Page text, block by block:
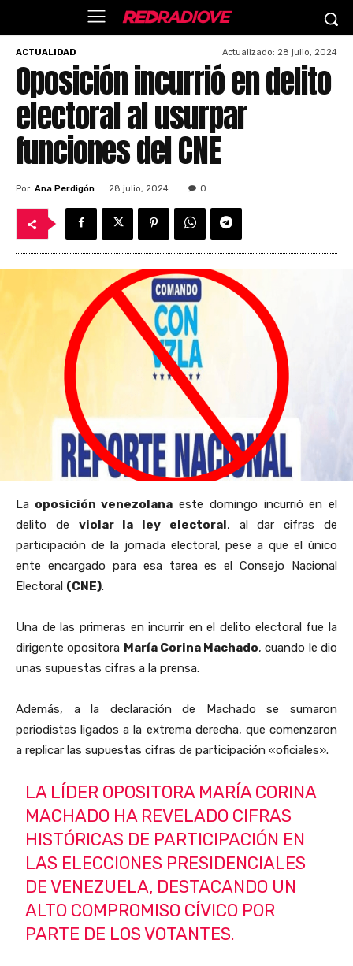
ACTUALIDAD Actualizado: 28 julio, 2024
Oposición incurrió en delito
electoral al usurpar
funciones del CNE
Por Ana Perdigón 28 julio, 2024 0
La oposición venezolana este domingo incurrió en el
delito de violar la ley electoral, al dar cifras de
participación de la jornada electoral, pese a que el único
ente encargado para esa tarea es el Consejo Nacional
Electoral (CNE).
Una de las primeras en incurrir en el delito electoral fue la
dirigente opositora María Corina Machado, cuando le dio
unas supuestas cifras a la prensa.
Además, a la declaración de Machado se sumaron
periodistas ligados a la extrema derecha, que comenzaron
a replicar las supuestas cifras de participación «oficiales».
LA LÍDER OPOSITORA MARÍA CORINA
MACHADO HA REVELADO CIFRAS
HISTÓRICAS DE PARTICIPACIÓN EN
LAS ELECCIONES PRESIDENCIALES
DE VENEZUELA, DESTACANDO UN
ALTO COMPROMISO CÍVICO POR
PARTE DE LOS VOTANTES.